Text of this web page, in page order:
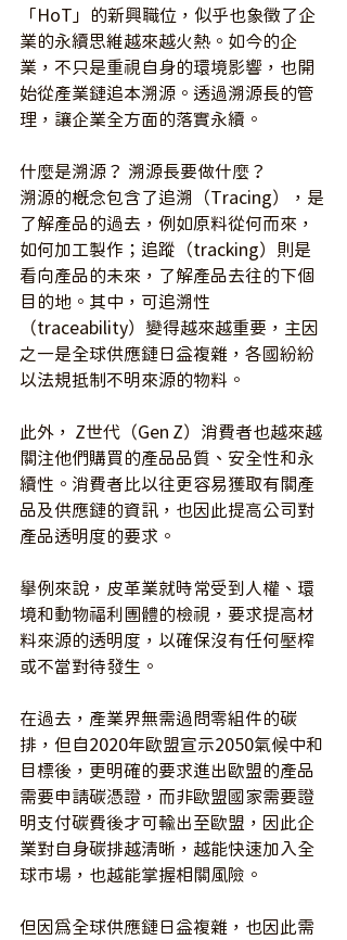
「HoT」的新興職位，似乎也象徵了企
業的永續思維越來越火熱。如今的企
業，不只是重視自身的環境影響，也開
始從產業鏈追本溯源。透過溯源長的管
理，讓企業全方面的落實永續。
什麼是溯源？ 溯源長要做什麼？
溯源的概念包含了追溯（Tracing），是
了解產品的過去，例如原料從何而來，
如何加工製作；追蹤（tracking）則是
看向產品的未來，了解產品去往的下個
目的地。其中，可追溯性
（traceability）變得越來越重要，主因
之一是全球供應鏈日益複雜，各國紛紛
以法規抵制不明來源的物料。
此外， Z世代（Gen Z）消費者也越來越
關注他們購買的產品品質、安全性和永
續性。消費者比以往更容易獲取有關產
品及供應鏈的資訊，也因此提高公司對
產品透明度的要求。
舉例來說，皮革業就時常受到人權、環
境和動物福利團體的檢視，要求提高材
料來源的透明度，以確保沒有任何壓榨
或不當對待發生。
在過去，產業界無需過問零組件的碳
排，但自2020年歐盟宣示2050氣候中和
目標後，更明確的要求進出歐盟的產品
需要申請碳憑證，而非歐盟國家需要證
明支付碳費後才可輸出至歐盟，因此企
業對自身碳排越清晰，越能快速加入全
球市場，也越能掌握相關風險。
但因為全球供應鏈日益複雜，也因此需